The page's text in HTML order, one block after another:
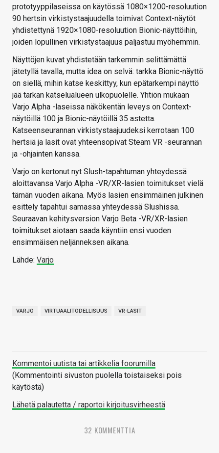
prototyyppilaseissa on käytössä 1080×1200-resoluution
90 hertsin virkistystaajuudella toimivat Context-näytöt
yhdistettynä 1920×1080-resoluution Bionic-näyttöihin,
joiden lopullinen virkistystaajuus paljastuu myöhemmin.
Näyttöjen kuvat yhdistetään tarkemmin selittämättä
jätetyllä tavalla, mutta idea on selvä: tarkka Bionic-näyttö
on siellä, mihin katse keskittyy, kun epätarkempi näyttö
jää tarkan katselualueen ulkopuolelle. Yhtiön mukaan
Varjo Alpha -laseissa näkökentän leveys on Context-
näytöillä 100 ja Bionic-näytöillä 35 astetta.
Katseenseurannan virkistystaajuudeksi kerrotaan 100
hertsiä ja lasit ovat yhteensopivat Steam VR -seurannan
ja -ohjainten kanssa.
Varjo on kertonut nyt Slush-tapahtuman yhteydessä
aloittavansa Varjo Alpha -VR/XR-lasien toimitukset vielä
tämän vuoden aikana. Myös lasien ensimmäinen julkinen
esittely tapahtui samassa yhteydessä Slushissa.
Seuraavan kehitysversion Varjo Beta -VR/XR-lasien
toimitukset aiotaan saada käyntiin ensi vuoden
ensimmäisen neljänneksen aikana.
Lähde: Varjo
VARJO VIRTUAALITODELLISUUS VR-LASIT
Kommentoi uutista tai artikkelia foorumilla
(Kommentointi sivuston puolella toistaiseksi pois
käytöstä)
Lähetä palautetta / raportoi kirjoitusvirheestä
32 KOMMENTTIA